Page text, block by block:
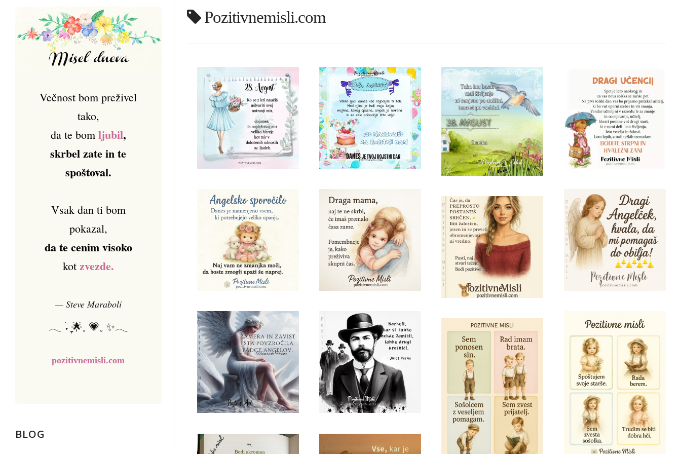
Pozitivnemisli.com
Večnost bom preživel
tako,
da te bom ljubil,
skrbel zate in te
spoštoval.
Vsak dan ti bom
pokazal,
da te cenim visoko
kot zvezde.
— Steve Maraboli
𓂃 ࣪˖ ִֶָ🌟𓈒 💗𓈒 ✨𓂃
pozitivnemisli.com
BLOG